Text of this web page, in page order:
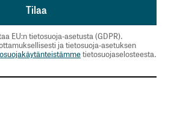
*
uutiskirje
EU:n tietosuoja-asetusta (GDPR).
ja tietosuoja-asetuksen
tietosuojaselosteesta.